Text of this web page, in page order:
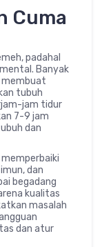
Cuma
padahal
Banyak
membuat
tubuh
jam tidur
7-9 jam
dan
dan
begadang
kualitas
masalah
dan atur